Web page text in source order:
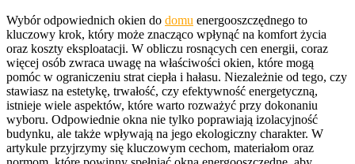
Wybór odpowiednich okien do domu energooszczędnego to
kluczowy krok, który może znacząco wpłynąć na komfort życia
oraz koszty eksploatacji. W obliczu rosnących cen energii, coraz
więcej osób zwraca uwagę na właściwości okien, które mogą
pomóc w ograniczeniu strat ciepła i hałasu. Niezależnie od tego, czy
stawiasz na estetykę, trwałość, czy efektywność energetyczną,
istnieje wiele aspektów, które warto rozważyć przy dokonaniu
wyboru. Odpowiednie okna nie tylko poprawiają izolacyjność
budynku, ale także wpływają na jego ekologiczny charakter. W
artykule przyjrzymy się kluczowym cechom, materiałom oraz